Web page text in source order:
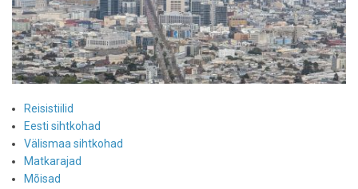
Reisistiilid
Eesti sihtkohad
Välismaa sihtkohad
Matkarajad
Mõisad